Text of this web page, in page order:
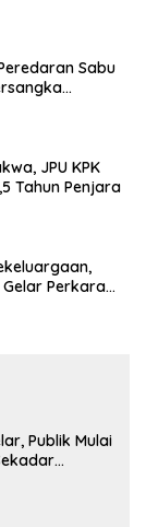
Sabu
JPU KPK
Tahun Penjara
Perkara
Publik Mulai